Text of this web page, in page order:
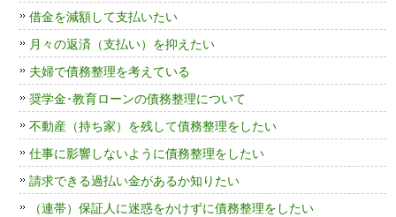
借金を減額して支払いたい
月々の返済（支払い）を抑えたい
夫婦で債務整理を考えている
奨学金･教育ローンの債務整理について
不動産（持ち家）を残して債務整理をしたい
仕事に影響しないように債務整理をしたい
請求できる過払い金があるか知りたい
（連帯）保証人に迷惑をかけずに債務整理をしたい